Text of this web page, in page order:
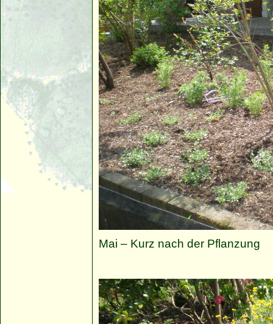
Mai – Kurz nach der Pflanzung